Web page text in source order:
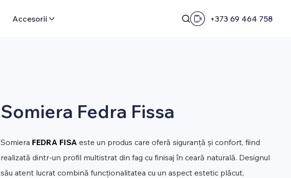
Accesorii +373 69 464 758
Somiera Fedra Fissa
Somiera FEDRA FISA este un produs care oferă siguranță și confort, fiind
realizată dintr-un profil multistrat din fag cu finisaj în ceară naturală. Designul
său atent lucrat combină funcționalitatea cu un aspect estetic plăcut,